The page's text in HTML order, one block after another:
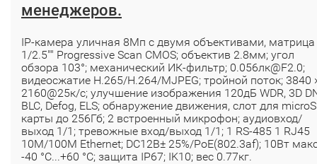
менеджеров.
IP-камера уличная 8Мп с двумя объективами, матрица
1/2.5"" Progressive Scan CMOS; объектив 2.8мм; угол
обзора 103°; механический ИК-фильтр; 0.056лк@F2.0;
видеосжатие H.265/H.264/MJPEG; тройной поток; 3840
2160@25к/с; улучшение изображения 120дБ WDR, 3D
BLC, Defog, ELS; обнаружение движения, слот для
карты до 256Гб; 2 встроенный микрофон; аудиовход/
выход 1/1; тревожные вход/выход 1/1; 1 RS-485 1 RJ45
10M/100M Ethernet; DC12В± 25%/PoE(802.3af); 10Вт
-40 °C...+60 °C; защита IP67; IK10; вес 0.77кг.